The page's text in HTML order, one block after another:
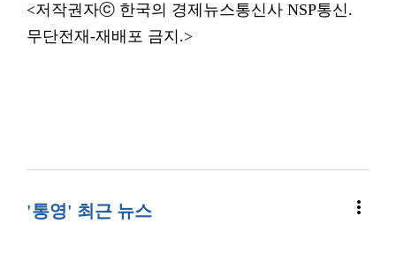
<저작권자ⓒ 한국의 경제뉴스통신사 NSP통신.
무단전재-재배포 금지.>
'통영' 최근 뉴스 more_vert